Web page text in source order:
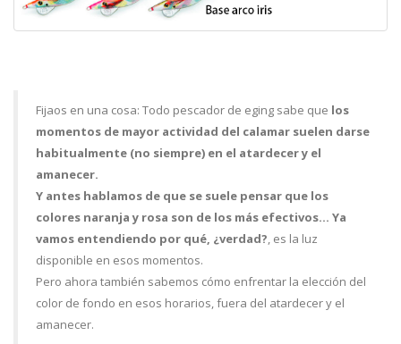
Fijaos en una cosa: Todo pescador de eging sabe que los
momentos de mayor actividad del calamar suelen darse
habitualmente (no siempre) en el atardecer y el
amanecer.
Y antes hablamos de que se suele pensar que los
colores naranja y rosa son de los más efectivos… Ya
vamos entendiendo por qué, ¿verdad?, es la luz
disponible en esos momentos.
Pero ahora también sabemos cómo enfrentar la elección del
color de fondo en esos horarios, fuera del atardecer y el
amanecer.